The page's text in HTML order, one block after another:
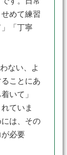
めて練習
「丁寧
ない、よ
ことにあ
いて」
ていま
は、その
必要